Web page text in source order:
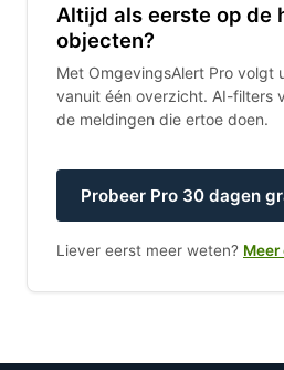
Altijd als eerste op de
objecten?
Met OmgevingsAlert Pro volgt
vanuit één overzicht. AI-filters
de meldingen die ertoe doen.
Probeer Pro 30 dagen
Liever eerst meer weten? Meer